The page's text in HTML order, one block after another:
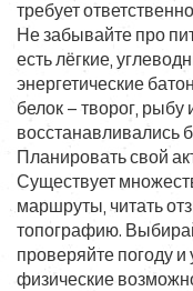
требует
Не забывайте про
есть лёгкие,
энергетические
белок – творог,
восстанавливались
Планировать свой
Существует
маршруты, читать
топографию.
проверяйте погоду
физические